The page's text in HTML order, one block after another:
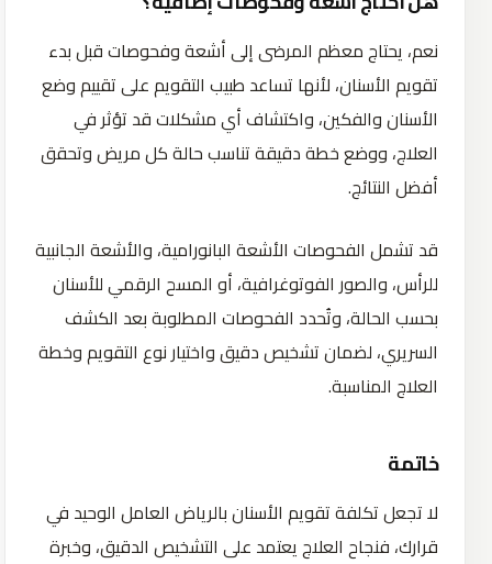
نعم، يحتاج معظم المرضى إلى أشعة وفحوصات قبل بدء
تقويم الأسنان، لأنها تساعد طبيب التقويم على تقييم وضع
الأسنان والفكين، واكتشاف أي مشكلات قد تؤثر في
العلاج، ووضع خطة دقيقة تناسب حالة كل مريض وتحقق
أفضل النتائج.
قد تشمل الفحوصات الأشعة البانورامية، والأشعة الجانبية
للرأس، والصور الفوتوغرافية، أو المسح الرقمي للأسنان
بحسب الحالة، وتُحدد الفحوصات المطلوبة بعد الكشف
السريري، لضمان تشخيص دقيق واختيار نوع التقويم وخطة
العلاج المناسبة.
خاتمة
لا تجعل تكلفة تقويم الأسنان بالرياض العامل الوحيد في
قرارك، فنجاح العلاج يعتمد على التشخيص الدقيق، وخبرة